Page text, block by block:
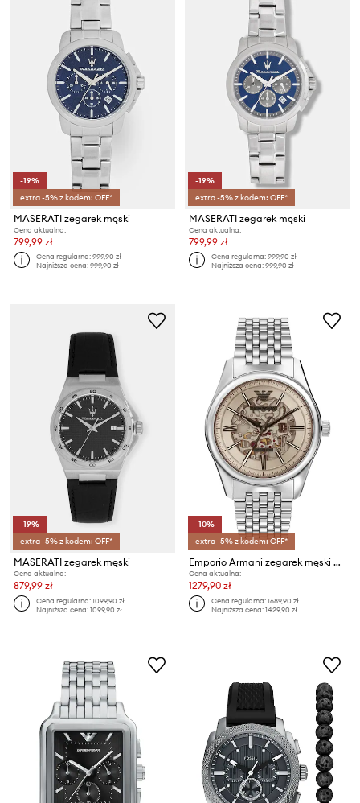
-19%
extra -5% z kodem: OFF*
MASERATI zegarek męski
Cena aktualna:
799,99 zł
Cena regularna:999,90 zł
Najniższa cena:999,90 zł
-19%
extra -5% z kodem: OFF*
MASERATI zegarek męski
Cena aktualna:
799,99 zł
Cena regularna:999,90 zł
Najniższa cena:999,90 zł
-19%
extra -5% z kodem: OFF*
MASERATI zegarek męski
Cena aktualna:
879,99 zł
Cena regularna:1099,90 zł
Najniższa cena:1099,90 zł
-10%
extra -5% z kodem: OFF*
Emporio Armani zegarek męski Antonio
Cena aktualna:
1279,90 zł
Cena regularna:1689,90 zł
Najniższa cena:1429,90 zł